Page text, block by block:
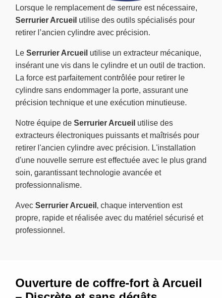
Lorsque le remplacement de serrure est nécessaire,
Serrurier Arcueil utilise des outils spécialisés pour
retirer l’ancien cylindre avec précision.
Le Serrurier Arcueil utilise un extracteur mécanique,
insérant une vis dans le cylindre et un outil de traction.
La force est parfaitement contrôlée pour retirer le
cylindre sans endommager la porte, assurant une
précision technique et une exécution minutieuse.
Notre équipe de Serrurier Arcueil utilise des
extracteurs électroniques puissants et maîtrisés pour
retirer l'ancien cylindre avec précision. L'installation
d'une nouvelle serrure est effectuée avec le plus grand
soin, garantissant technologie avancée et
professionnalisme.
Avec Serrurier Arcueil , chaque intervention est
propre, rapide et réalisée avec du matériel sécurisé et
professionnel.
Ouverture de coffre-fort à Arcueil